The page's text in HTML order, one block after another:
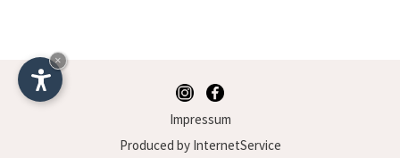
Impressum
Produced by InternetService
×